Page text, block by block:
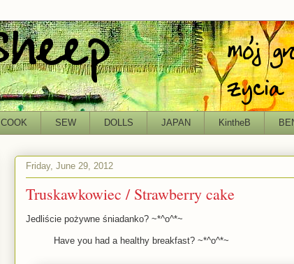
COOK SEW DOLLS JAPAN KintheB
Friday, June 29, 2012
Truskawkowiec / Strawberry cake
Jedliście pożywne śniadanko? ~*^o^*~
Have you had a healthy breakfast? ~*^o^*~